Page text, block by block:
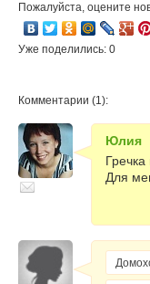
Пожалуйста, оцените
Уже поделились: 0
Комментарии (1):
Юлия
Гречка
Для